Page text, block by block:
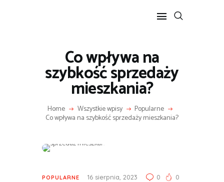
Co wpływa na
szybkość sprzedaży
mieszkania?
Home Wszystkie wpisy Popularne
Co wpływa na szybkość sprzedaży mieszkania?
POPULARNE
BIZNES I FINANSE
IT I TECHNOLOGIE
LIFESTYLE
MOTORYZACJA
POPULARNE 16 sierpnia, 2023 0 0